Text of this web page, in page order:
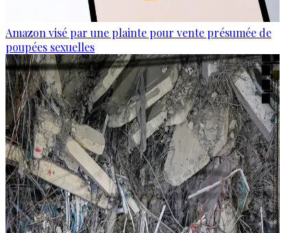
Amazon visé par une plainte pour vente présumée de
poupées sexuelles